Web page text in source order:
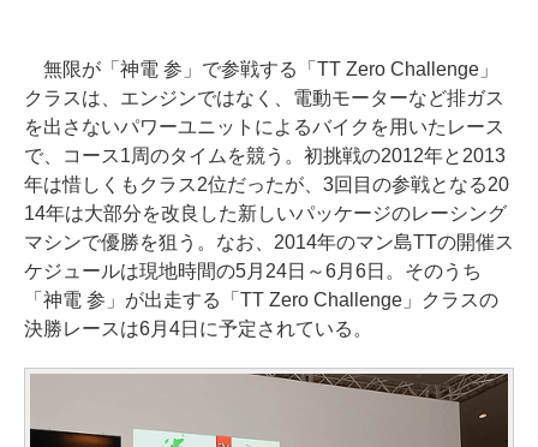
無限が「神電 参」で参戦する「TT Zero Challenge」
クラスは、エンジンではなく、電動モーターなど排ガス
を出さないパワーユニットによるバイクを用いたレース
で、コース1周のタイムを競う。初挑戦の2012年と2013
年は惜しくもクラス2位だったが、3回目の参戦となる20
14年は大部分を改良した新しいパッケージのレーシング
マシンで優勝を狙う。なお、2014年のマン島TTの開催ス
ケジュールは現地時間の5月24日～6月6日。そのうち
「神電 参」が出走する「TT Zero Challenge」クラスの
決勝レースは6月4日に予定されている。